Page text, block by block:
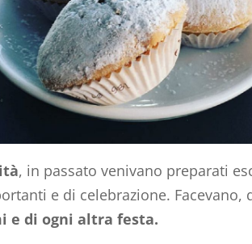
, in passato venivano preparati
e di celebrazione. Facevano,
e di ogni altra festa.